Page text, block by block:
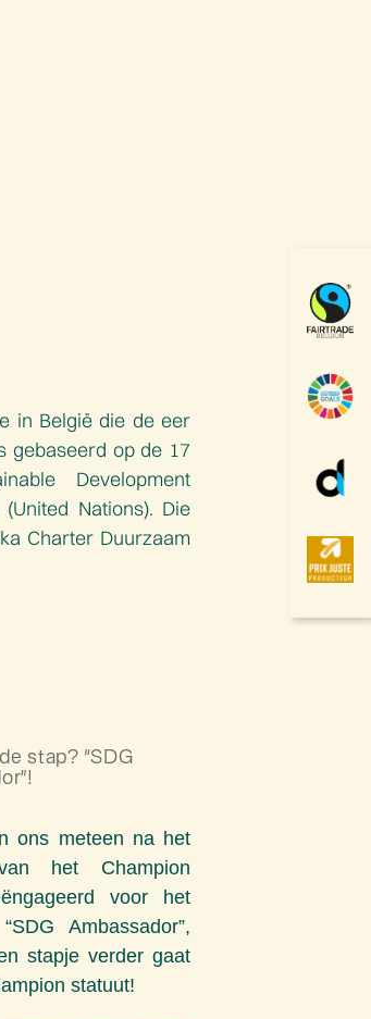
in België die de eer
gebaseerd op de 17
Development
Nations). Die
Charter Duurzaam
stap? “SDG
ons meteen na het
het Champion
voor het
Ambassador”,
stapje verder gaat
statuut!